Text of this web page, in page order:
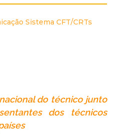
Sistema CFT/CRTs
do técnico junto
dos técnicos